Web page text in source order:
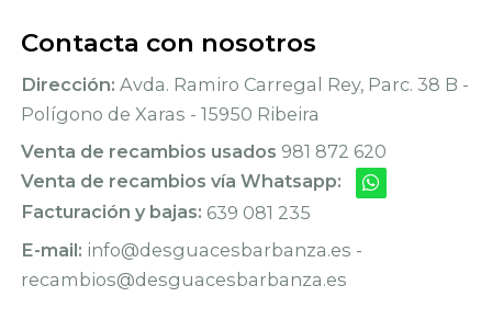
Contacta con nosotros
Dirección: Avda. Ramiro Carregal Rey, Parc. 38 B -
Polígono de Xaras - 15950 Ribeira
Venta de recambios usados 981 872 620
Venta de recambios vía Whatsapp:
Facturación y bajas: 639 081 235
E-mail: info@desguacesbarbanza.es -
recambios@desguacesbarbanza.es